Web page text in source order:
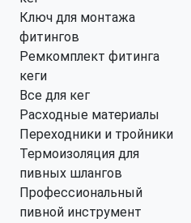
Ключ для монтажа
фитингов
Ремкомплект фитинга
кеги
Все для кег
Расходные материалы
Переходники и тройники
Термоизоляция для
пивных шлангов
Профессиональный
пивной инструмент